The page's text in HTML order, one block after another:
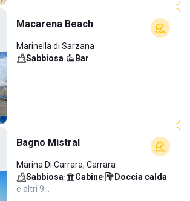
Macarena Beach
Marinella di Sarzana
Sabbiosa· Bar
Bagno Mistral
Marina Di Carrara, Carrara
Sabbiosa· Cabine· Doccia calda·
e altri 9…